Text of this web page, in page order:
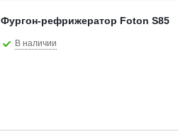
Фургон-рефрижератор Foton S85
В наличии